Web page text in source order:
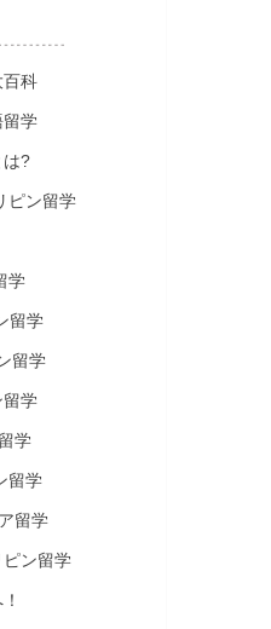
科
学
は?
ピン留学
学
留学
留学
留学
学
留学
留学
ン留学